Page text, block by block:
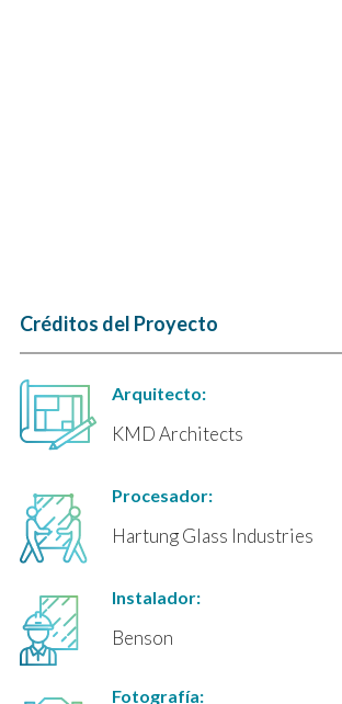
Créditos del Proyecto
Arquitecto:
KMD Architects
Procesador:
Hartung Glass Industries
Instalador:
Benson
Fotografía: